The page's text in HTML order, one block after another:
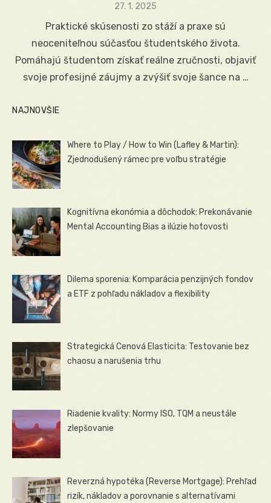
Posted
27. 1. 2025
Praktické skúsenosti zo stáží a praxe sú
neoceniteľnou súčasťou študentského života.
Pomáhajú študentom získať reálne zručnosti, objaviť
svoje profesijné záujmy a zvýšiť svoje šance na …
NAJNOVŠIE
Where to Play / How to Win (Lafley & Martin):
Zjednodušený rámec pre voľbu stratégie
Kognitívna ekonómia a dôchodok: Prekonávanie
Mental Accounting Bias a ilúzie hotovosti
Dilema sporenia: Komparácia penzijných fondov
a ETF z pohľadu nákladov a flexibility
Strategická Cenová Elasticita: Testovanie bez
chaosu a narušenia trhu
Riadenie kvality: Normy ISO, TQM a neustále
zlepšovanie
Reverzná hypotéka (Reverse Mortgage): Prehľad
rizík, nákladov a porovnanie s alternatívami